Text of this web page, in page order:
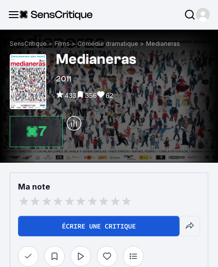
SensCritique > Films > Comédie dramatique > Medianeras
Medianeras
2011
433 356 62
7
Ma note
ÉCRIRE UNE CRITIQUE